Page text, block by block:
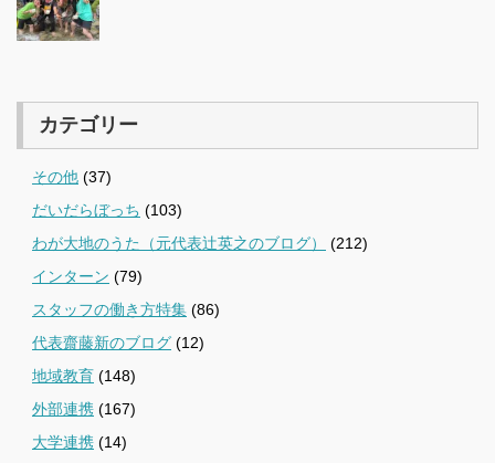
カテゴリー
その他 (37)
だいだらぼっち (103)
わが大地のうた（元代表辻英之のブログ）
(212)
インターン (79)
スタッフの働き方特集 (86)
代表齋藤新のブログ (12)
地域教育 (148)
外部連携 (167)
大学連携 (14)